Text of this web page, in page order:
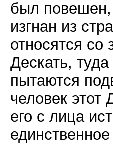
был повешен,
изгнан из
относятся
Дескать,
пытаются
человек этот
его с лица